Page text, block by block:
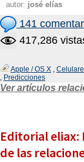
autor: josé elías
141
417,286
Apple / OS X ,
, Predicciones
Ver artículos
Editorial eliax:
de las